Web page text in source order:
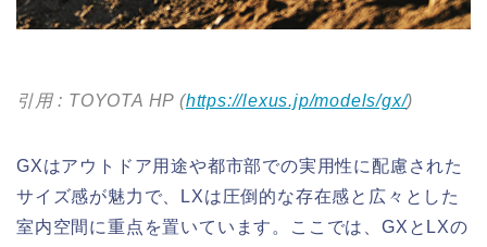
引用 : TOYOTA HP (https://lexus.jp/models/gx/)
GXはアウトドア用途や都市部での実用性に配慮された
サイズ感が魅力で、LXは圧倒的な存在感と広々とした
室内空間に重点を置いています。ここでは、GXとLXの